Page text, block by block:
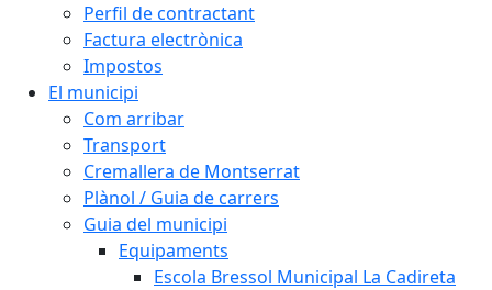
Perfil de contractant
Factura electrònica
Impostos
El municipi
Com arribar
Transport
Cremallera de Montserrat
Plànol / Guia de carrers
Guia del municipi
Equipaments
Escola Bressol Municipal La Cadireta